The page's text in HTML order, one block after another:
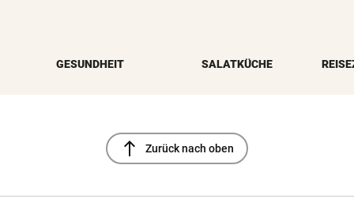
GESUNDHEIT SALATKÜCHE
north Zurück nach oben